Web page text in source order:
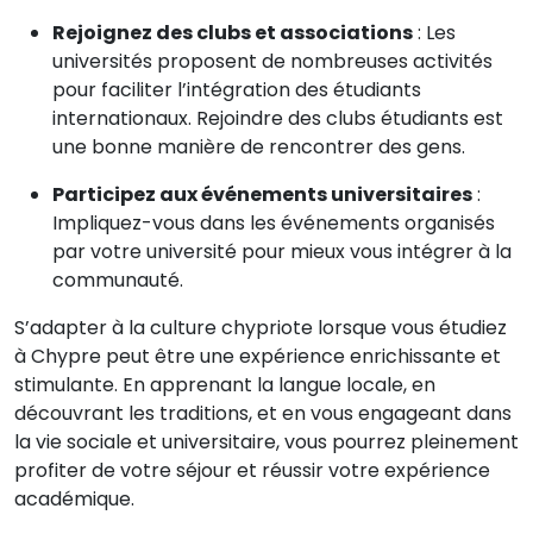
Rejoignez des clubs et associations: Les
universités proposent de nombreuses activités
pour faciliter l’intégration des étudiants
internationaux. Rejoindre des clubs étudiants est
une bonne manière de rencontrer des gens.
Participez aux événements universitaires:
Impliquez-vous dans les événements organisés
par votre université pour mieux vous intégrer à la
communauté.
S’adapter à la culture chypriote lorsque vous étudiez
à Chypre peut être une expérience enrichissante et
stimulante. En apprenant la langue locale, en
découvrant les traditions, et en vous engageant dans
la vie sociale et universitaire, vous pourrez pleinement
profiter de votre séjour et réussir votre expérience
académique.